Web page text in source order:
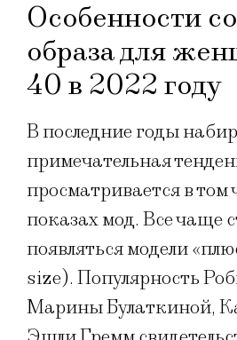
Особенности
образа для
40 в 2022 году
В последние годы
примечательная
просматривается в том
показах мод. Все чаще
появляться модели
size). Популярность
Марины Булаткиной,